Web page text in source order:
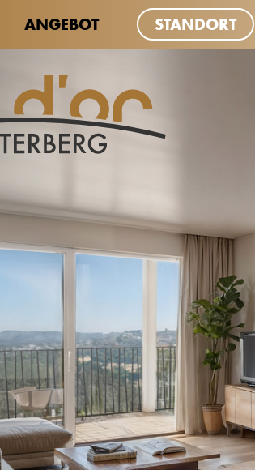
ANGEBOT STANDORT